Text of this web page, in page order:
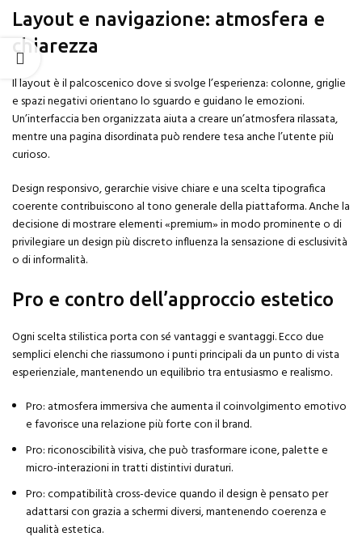
Layout e navigazione: atmosfera e
chiarezza
Il layout è il palcoscenico dove si svolge l’esperienza: colonne, griglie
e spazi negativi orientano lo sguardo e guidano le emozioni.
Un’interfaccia ben organizzata aiuta a creare un’atmosfera rilassata,
mentre una pagina disordinata può rendere tesa anche l’utente più
curioso.
Design responsivo, gerarchie visive chiare e una scelta tipografica
coerente contribuiscono al tono generale della piattaforma. Anche la
decisione di mostrare elementi «premium» in modo prominente o di
privilegiare un design più discreto influenza la sensazione di esclusività
o di informalità.
Pro e contro dell’approccio estetico
Ogni scelta stilistica porta con sé vantaggi e svantaggi. Ecco due
semplici elenchi che riassumono i punti principali da un punto di vista
esperienziale, mantenendo un equilibrio tra entusiasmo e realismo.
Pro: atmosfera immersiva che aumenta il coinvolgimento emotivo
e favorisce una relazione più forte con il brand.
Pro: riconoscibilità visiva, che può trasformare icone, palette e
micro-interazioni in tratti distintivi duraturi.
Pro: compatibilità cross-device quando il design è pensato per
adattarsi con grazia a schermi diversi, mantenendo coerenza e
qualità estetica.